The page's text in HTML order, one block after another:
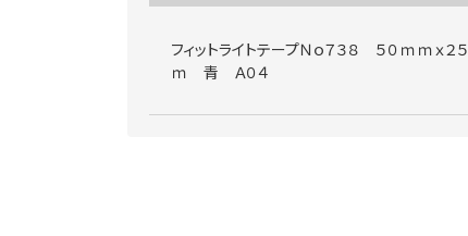
フィットライトテープＮｏ７３８ ５０ｍｍｘ２５
ｍ 青 Ａ０４